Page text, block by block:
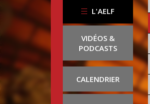
L'AELF
VIDÉOS &
PODCASTS
CALENDRIER